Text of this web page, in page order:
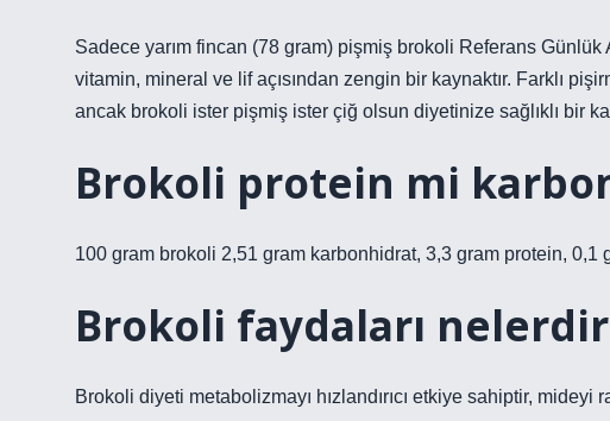
Sadece yarım fincan (78 gram) pişmiş brokoli Referans Günlük
vitamin, mineral ve lif açısından zengin bir kaynaktır. Farklı
ancak brokoli ister pişmiş ister çiğ olsun diyetinize sağlıklı bir
Brokoli protein mi
100 gram brokoli 2,51 gram karbonhidrat, 3,3 gram protein, 0,1
Brokoli faydaları nelerdir,
Brokoli diyeti metabolizmayı hızlandırıcı etkiye sahiptir,